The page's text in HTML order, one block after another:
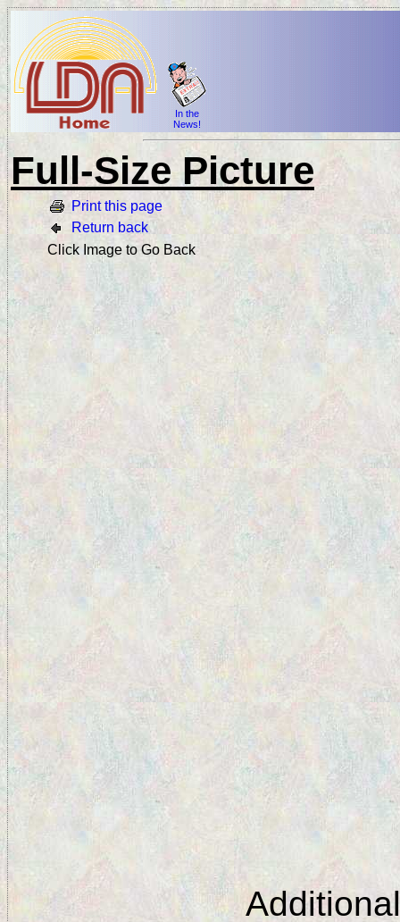
In the
News!
Full-Size Picture
Print this page
Return back
Click Image to Go Back